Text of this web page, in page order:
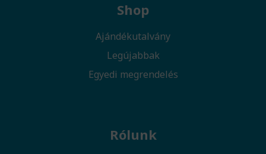
Shop
Ajándékutalvány
Legújabbak
Egyedi megrendelés
Rólunk